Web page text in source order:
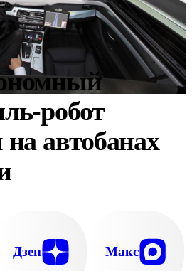
робот
на автобанах
Дзен Макс